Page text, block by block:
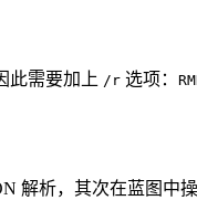
此需要加上 /r 选项：
解析，其次在蓝图中